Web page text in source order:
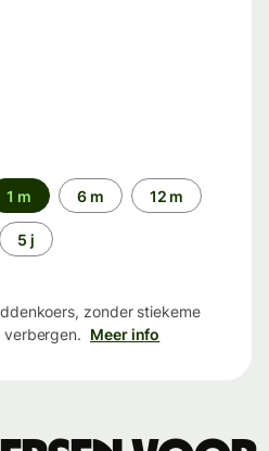
1 m 6 m 12 m
5 j
zonder stiekeme
Meer info